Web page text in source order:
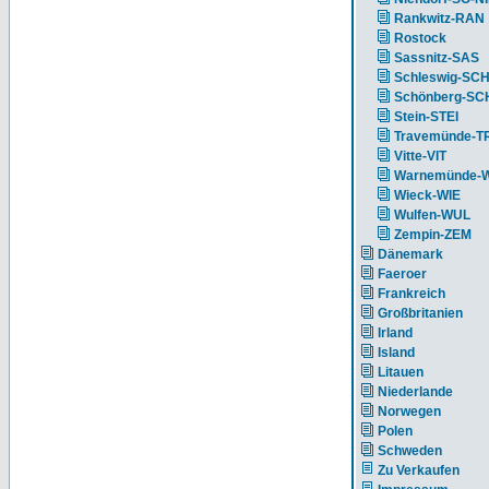
Rankwitz-RAN
Rostock
Sassnitz-SAS
Schleswig-
Schönberg-
Stein-STEI
Travemünde-
Vitte-VIT
Warnemünde-
Wieck-WIE
Wulfen-WUL
Zempin-ZEM
Dänemark
Faeroer
Frankreich
Großbritanien
Irland
Island
Litauen
Niederlande
Norwegen
Polen
Schweden
Zu Verkaufen